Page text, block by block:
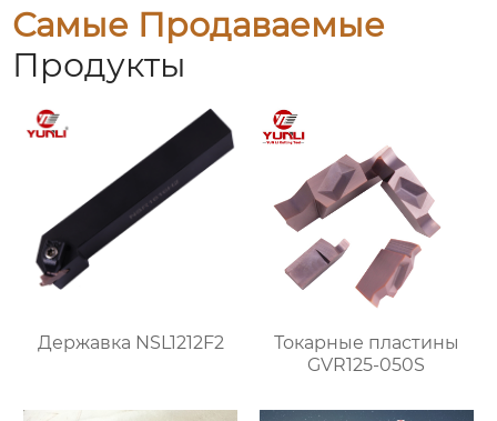
Самые Продаваемые
Продукты
Державка NSL1212F2
Токарные пластины
GVR125-050S